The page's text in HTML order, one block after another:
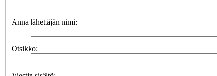
Anna lähettäjän nimi:
Otsikko: